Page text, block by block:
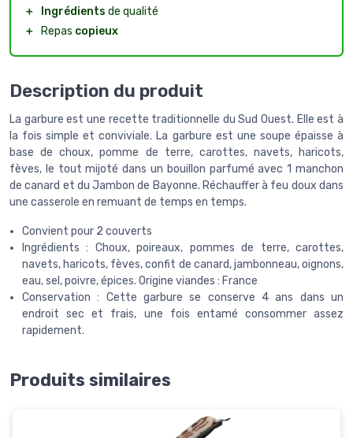
＋
Ingrédients de qualité
＋
Repas copieux
Description du produit
La garbure est une recette traditionnelle du Sud Ouest. Elle est à
la fois simple et conviviale. La garbure est une soupe épaisse à
base de choux, pomme de terre, carottes, navets, haricots,
fèves, le tout mijoté dans un bouillon parfumé avec 1 manchon
de canard et du Jambon de Bayonne. Réchauffer à feu doux dans
une casserole en remuant de temps en temps.
Convient pour 2 couverts
Ingrédients : Choux, poireaux, pommes de terre, carottes,
navets, haricots, fèves, confit de canard, jambonneau, oignons,
eau, sel, poivre, épices. Origine viandes : France
Conservation : Cette garbure se conserve 4 ans dans un
endroit sec et frais, une fois entamé consommer assez
rapidement.
Produits similaires